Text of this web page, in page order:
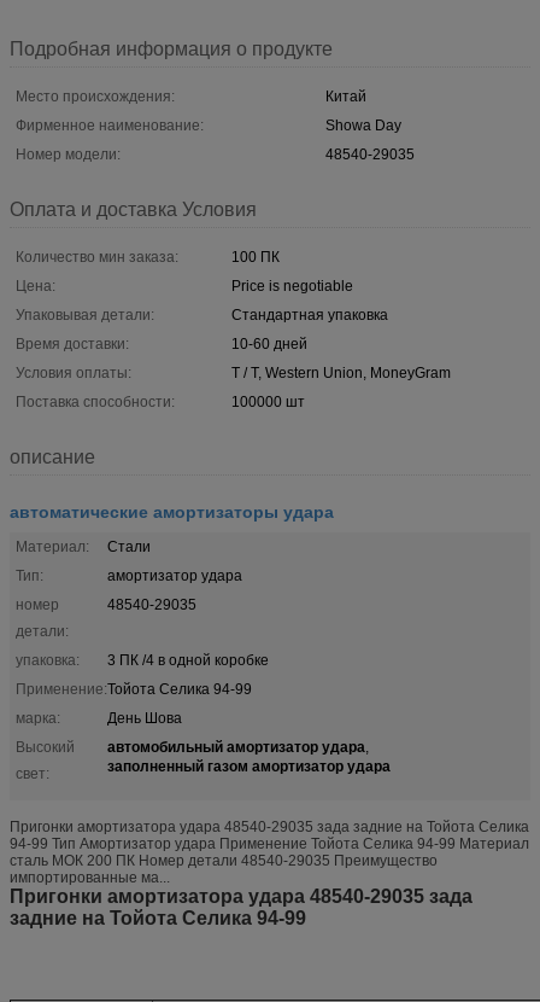
Подробная информация о продукте
Место происхождения:
Китай
Фирменное наименование:
Showa Day
Номер модели:
48540-29035
Оплата и доставка Условия
Количество мин заказа:
100 ПК
Цена:
Price is negotiable
Упаковывая детали:
Стандартная упаковка
Время доставки:
10-60 дней
Условия оплаты:
T / T, Western Union, MoneyGram
Поставка способности:
100000 шт
описание
автоматические амортизаторы удара
Материал:
Стали
Тип:
амортизатор удара
номер
детали:
48540-29035
упаковка:
3 ПК /4 в одной коробке
Применение:Тойота Селика 94-99
марка:
День Шова
Высокий
свет:
автомобильный амортизатор удара,
заполненный газом амортизатор удара
Пригонки амортизатора удара 48540-29035 зада задние на Тойота Селика
94-99 Тип Амортизатор удара Применение Тойота Селика 94-99 Материал
сталь МОК 200 ПК Номер детали 48540-29035 Преимущество
импортированные ма...
Пригонки амортизатора удара 48540-29035 зада
задние на Тойота Селика 94-99